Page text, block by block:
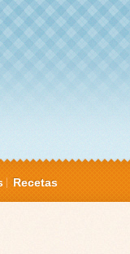
Recetas